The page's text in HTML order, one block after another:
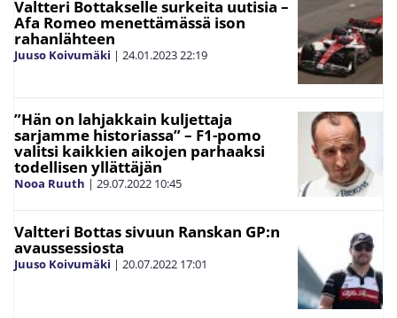
Valtteri Bottakselle surkeita uutisia –
Afa Romeo menettämässä ison
rahanlähteen
Juuso Koivumäki | 24.01.202322:19
”Hän on lahjakkain kuljettaja
sarjamme historiassa” – F1-pomo
valitsi kaikkien aikojen parhaaksi
todellisen yllättäjän
Nooa Ruuth | 29.07.2022 10:45
Valtteri Bottas sivuun Ranskan GP:n
avaussessiosta
Juuso Koivumäki | 20.07.2022 17:01